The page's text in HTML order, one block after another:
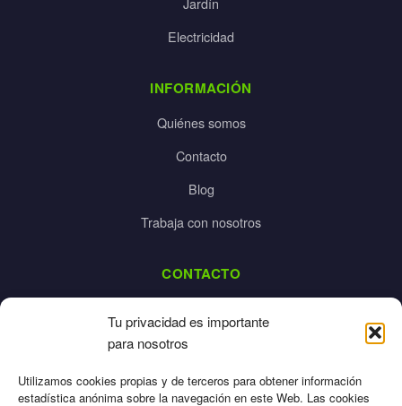
Tu privacidad es importante
para nosotros
Utilizamos cookies propias y de terceros para obtener información
estadística anónima sobre la navegación en este Web. Las cookies
Electricidad
INFORMACIÓN
Quiénes somos
Contacto
Blog
Trabaja con nosotros
CONTACTO
925 532 213